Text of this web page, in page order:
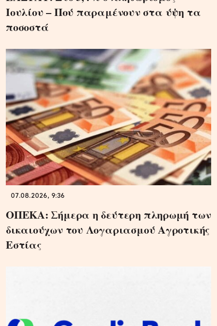
Ιουλίου – Πού παραμένουν στα ύψη τα
ποσοστά
07.08.2026, 9:36
ΟΠΕΚΑ: Σήμερα η δεύτερη πληρωμή των
δικαιούχων του Λογαριασμού Αγροτικής
Εστίας